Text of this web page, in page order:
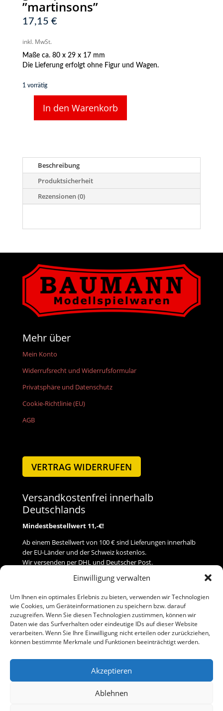
Einwilligung verwalten
Um Ihnen ein optimales Erlebnis zu bieten, verwenden wir Technologien
wie Cookies, um Geräteinformationen zu speichern bzw. darauf
zuzugreifen. Wenn Sie diesen Technologien zustimmen, können wir
Daten wie das Surfverhalten oder eindeutige IDs auf dieser Website
verarbeiten. Wenn Sie Ihre Einwilligung nicht erteilen oder zurückziehen,
können bestimmte Merkmale und Funktionen beeinträchtigt werden.
Akzeptieren
Ablehnen
”martinsons”
17,15 €
inkl. MwSt.
Maße ca. 80 x 29 x 17 mm
Die Lieferung erfolgt ohne Figur und Wagen.
1 vorrätig
DUHA
11271
gestapelt,
in
Folie
”martinsons”
Menge
In den Warenkorb
Beschreibung
Produktsicherheit
Rezensionen (0)
Mehr über
Mein Konto
Widerrufsrecht und Widerrufsformular
Privatsphäre und Datenschutz
Cookie-Richtlinie (EU)
AGB
VERTRAG WIDERRUFEN
Versandkostenfrei innerhalb
Deutschlands
Mindestbestellwert 11,-€!
Ab einem Bestellwert von 100 € sind Lieferungen innerhalb
der EU-Länder und der Schweiz kostenlos.
Wir versenden per DHL und Deutscher Post.
Versand
Zahlung
Baumann Modellspielwaren
Telefon (0 91 61) 33 84